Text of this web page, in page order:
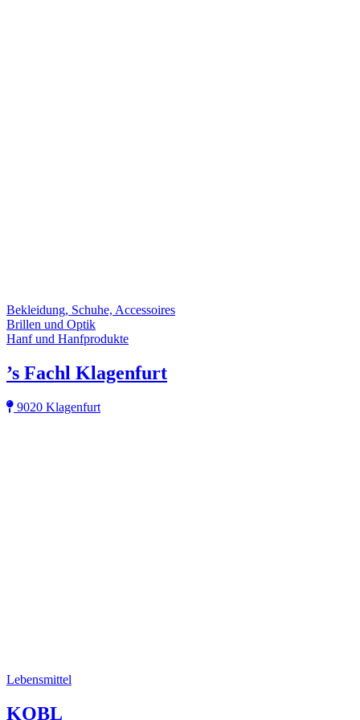
Bekleidung, Schuhe, Accessoires
Brillen und Optik
Hanf und Hanfprodukte
’s Fachl Klagenfurt
9020 Klagenfurt
Lebensmittel
KOBL